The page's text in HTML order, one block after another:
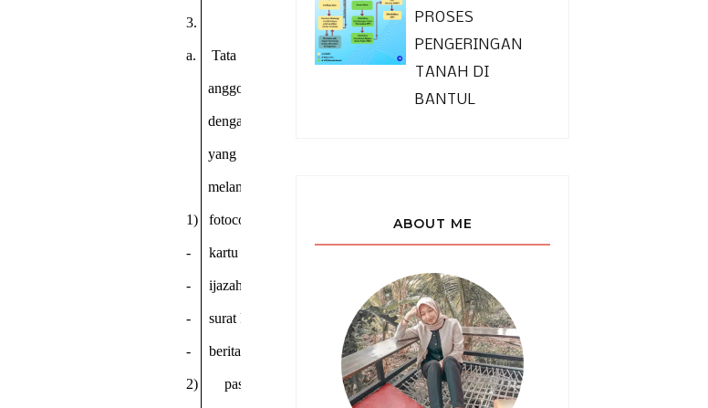
3.
a. Tata cara pendaftaran secara administrasi sebagai
anggota biasa (dari notaris aktif) dilakukan
dengan cara mengisi dan menyerahkan formulir
yang disediakan oleh pengurus daerah dengan
melampirkan;
1) fotocopy sesuai asli :
- kartu tanda penduduk;
- ijazah pendidikan kenotariatan;
- surat keputusan pengangkatan notaris;
- berita acara sumpah jabatan notaris;
2) pasfoto terakhir dengan latar belakang warna
PROSES
PENGERINGAN
TANAH DI
BANTUL
ABOUT ME